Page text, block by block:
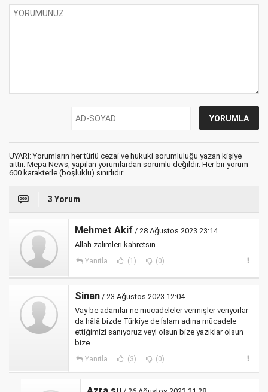
UYARI: Yorumların her türlü cezai ve hukuki sorumluluğu yazan kişiye
aittir. Mepa News, yapılan yorumlardan sorumlu değildir. Her bir yorum
600 karakterle (boşluklu) sınırlıdır.
3 Yorum
Mehmet Akif / 28 Ağustos 2023 23:14
Allah zalimleri kahretsin . . .
Yanıtla (1) (0)
Sinan / 23 Ağustos 2023 12:04
Vay be adamlar ne mücadeleler vermişler veriyorlar
da hâlâ bizde Türkiye de İslam adına mücadele
ettiğimizi sanıyoruz veyl olsun bize yazıklar olsun
bize
Yanıtla (3) (0)